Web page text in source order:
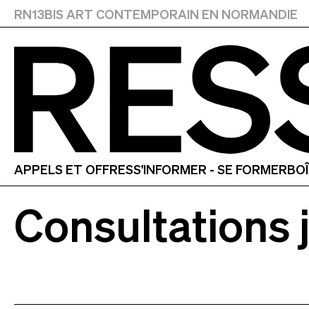
RN13BIS ART CONTEMPORAIN EN NORMANDIE
RESSOURCES
APPELS ET OFFRESS'INFORMER - SE FORMER
Consultations